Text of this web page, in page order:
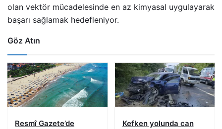
olan vektör mücadelesinde en az kimyasal uygulayarak
başarı sağlamak hedefleniyor.
Göz Atın
Resmî Gazete’de
Kefken yolunda can